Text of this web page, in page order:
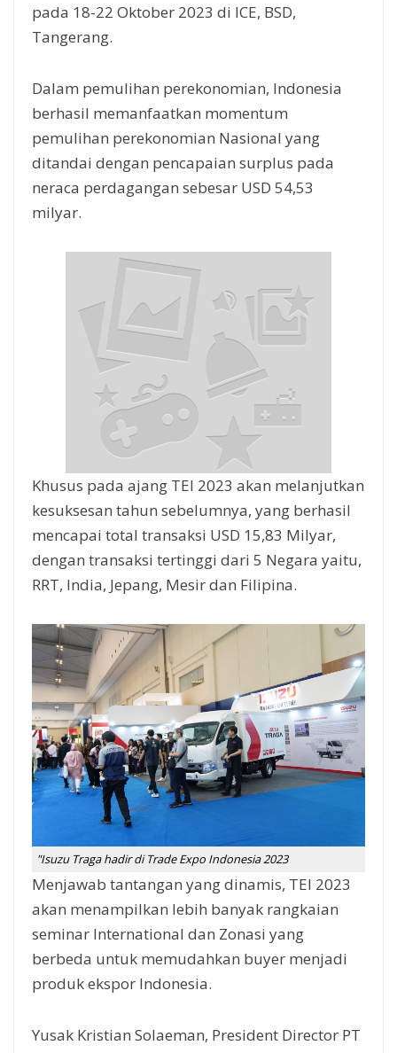
pada 18-22 Oktober 2023 di ICE, BSD,
Tangerang.
Dalam pemulihan perekonomian, Indonesia
berhasil memanfaatkan momentum
pemulihan perekonomian Nasional yang
ditandai dengan pencapaian surplus pada
neraca perdagangan sebesar USD 54,53
milyar.
Khusus pada ajang TEI 2023 akan melanjutkan
kesuksesan tahun sebelumnya, yang berhasil
mencapai total transaksi USD 15,83 Milyar,
dengan transaksi tertinggi dari 5 Negara yaitu,
RRT, India, Jepang, Mesir dan Filipina.
"Isuzu Traga hadir di Trade Expo Indonesia 2023
Menjawab tantangan yang dinamis, TEI 2023
akan menampilkan lebih banyak rangkaian
seminar International dan Zonasi yang
berbeda untuk memudahkan buyer menjadi
produk ekspor Indonesia.
Yusak Kristian Solaeman, President Director PT